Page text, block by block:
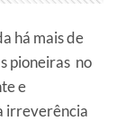
há mais de
pioneiras no
e
irreverência